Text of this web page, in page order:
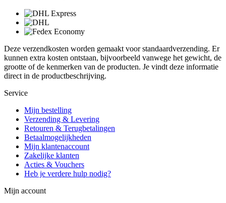
Deze verzendkosten worden gemaakt voor standaardverzending. Er
kunnen extra kosten ontstaan, bijvoorbeeld vanwege het gewicht, de
grootte of de kenmerken van de producten. Je vindt deze informatie
direct in de productbeschrijving.
Service
Mijn bestelling
Verzending & Levering
Retouren & Terugbetalingen
Betaalmogelijkheden
Mijn klantenaccount
Zakelijke klanten
Acties & Vouchers
Heb je verdere hulp nodig?
Mijn account